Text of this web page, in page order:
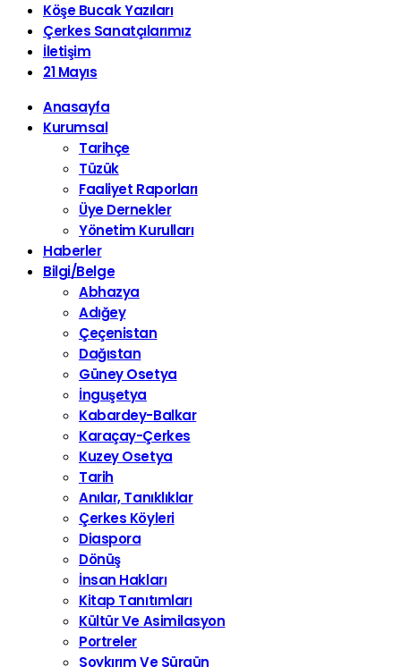
Köşe Bucak Yazıları
Çerkes Sanatçılarımız
İletişim
21 Mayıs
Anasayfa
Kurumsal
Tarihçe
Tüzük
Faaliyet Raporları
Üye Dernekler
Yönetim Kurulları
Haberler
Bilgi/Belge
Abhazya
Adığey
Çeçenistan
Dağıstan
Güney Osetya
İnguşetya
Kabardey-Balkar
Karaçay-Çerkes
Kuzey Osetya
Tarih
Anılar, Tanıklıklar
Çerkes Köyleri
Diaspora
Dönüş
İnsan Hakları
Kitap Tanıtımları
Kültür Ve Asimilasyon
Portreler
Soykırım Ve Sürgün